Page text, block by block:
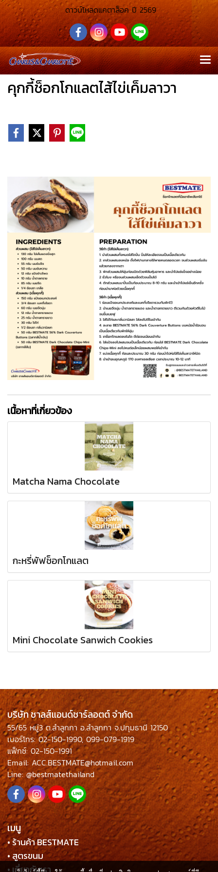
ดาวน์โหลดแคตาล็อค ปี 2569
คุกกี้ช็อกโกแลตไส้ไข่เค็มลาวา
เนื้อหาที่เกี่ยวข้อง
Matcha Nama Chocolate
กะหรี่พัฟช็อกโกแลต
Mini Chocolate Sanwich Cookies
บริษัท ชาลส์แอนด์ชาร์ลอตต์ จำกัด
55/65 หมู่3 ต.ลำลูกกา อ.ลำลูกกา จ.ปทุมธานี 12150
เบอร์โทร: 02-150-1990, 099-079-1919
แฟ็กซ์: 02-150-1991
Email: ACC.BESTMATE@hotmail.com
Line: @bestmatethailand
เมนู
• ร้านค้า BESTMATE
• สูตรขนม
• เกี่ยวกับเรา